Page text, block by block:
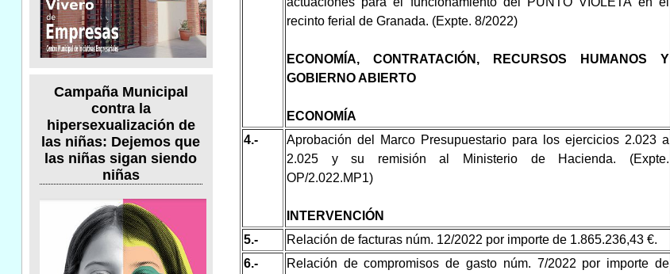
Campaña Municipal
contra la
hipersexualización de
las niñas: Dejemos que
las niñas sigan siendo
niñas
recinto ferial de Granada. (Expte. 8/2022)
ECONOMÍA, CONTRATACIÓN, RECURSOS HUMANOS Y
GOBIERNO ABIERTO
ECONOMÍA
4.-
Aprobación del Marco Presupuestario para los ejercicios 2.023 a
2.025 y su remisión al Ministerio de Hacienda. (Expte.
OP/2.022.MP1)
INTERVENCIÓN
5.- Relación de facturas núm. 12/2022 por importe de 1.865.236,43 €.
6.-
Relación de compromisos de gasto núm. 7/2022 por importe de